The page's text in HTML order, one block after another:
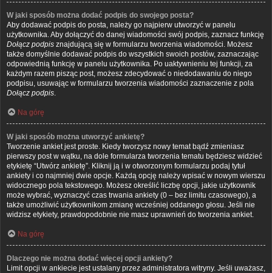
W jaki sposób można dodać podpis do swojego posta?
Aby dodawać podpis do posta, należy go najpierw utworzyć w panelu
użytkownika. Aby dołączyć do danej wiadomości swój podpis, zaznacz funkcję
Dołącz podpis znajdującą się w formularzu tworzenia wiadomości. Możesz
także domyślnie dodawać podpis do wszystkich swoich postów, zaznaczając
odpowiednią funkcję w panelu użytkownika. Po uaktywnieniu tej funkcji, za
każdym razem pisząc post, możesz zdecydować o niedodawaniu do niego
podpisu, usuwając w formularzu tworzenia wiadomości zaznaczenie z pola
Dołącz podpis.
Na górę
W jaki sposób można utworzyć ankietę?
Tworzenie ankiet jest proste. Kiedy tworzysz nowy temat bądź zmieniasz
pierwszy post w wątku, na dole formularza tworzenia tematu będziesz widzieć
etykietę “Utwórz ankietę”. Kliknij ją i w otworzonym formularzu podaj tytuł
ankiety i co najmniej dwie opcje. Każdą opcję należy wpisać w nowym wierszu
widocznego pola tekstowego. Możesz określić liczbę opcji, jakie użytkownik
może wybrać, wyznaczyć czas trwania ankiety (0 – bez limitu czasowego), a
także umożliwić użytkownikom zmianę wcześniej oddanego głosu. Jeśli nie
widzisz etykiety, prawdopodobnie nie masz uprawnień do tworzenia ankiet.
Na górę
Dlaczego nie można dodać więcej opcji ankiety?
Limit opcji w ankiecie jest ustalany przez administratora witryny. Jeśli uważasz,